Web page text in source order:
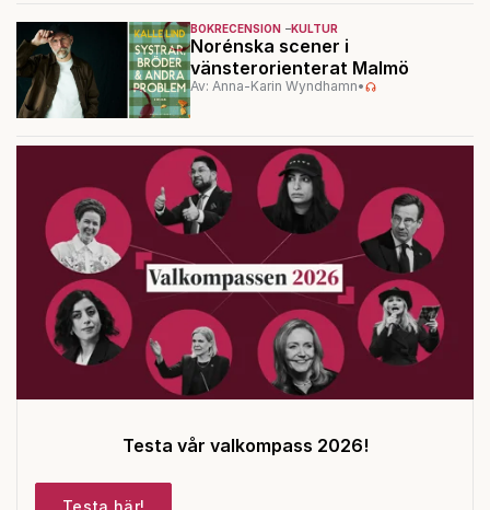
BOKRECENSION KULTUR
Norénska scener i
vänsterorienterat Malmö
Av: Anna-Karin Wyndhamn•
Testa vår valkompass 2026!
Testa här!